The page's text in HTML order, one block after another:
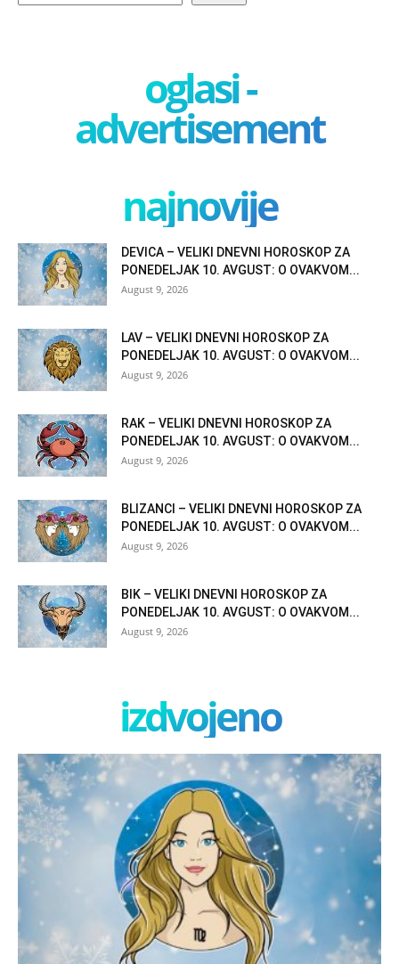
oglasi -
advertisement
najnovije
DEVICA – VELIKI DNEVNI HOROSKOP ZA
PONEDELJAK 10. AVGUST: O OVAKVOM...
August 9, 2026
LAV – VELIKI DNEVNI HOROSKOP ZA
PONEDELJAK 10. AVGUST: O OVAKVOM...
August 9, 2026
RAK – VELIKI DNEVNI HOROSKOP ZA
PONEDELJAK 10. AVGUST: O OVAKVOM...
August 9, 2026
BLIZANCI – VELIKI DNEVNI HOROSKOP ZA
PONEDELJAK 10. AVGUST: O OVAKVOM...
August 9, 2026
BIK – VELIKI DNEVNI HOROSKOP ZA
PONEDELJAK 10. AVGUST: O OVAKVOM...
August 9, 2026
izdvojeno